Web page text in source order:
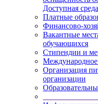
Доступная среда
Платные
Финансово-
Вакантные
обучающихся
Стипендии и
Международное
Организация
организации